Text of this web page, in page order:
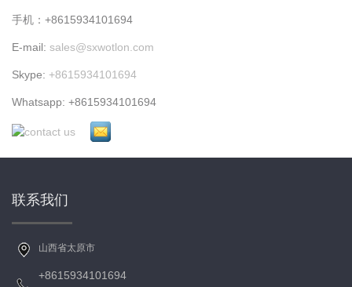
手机：+8615934101694
E-mail: sales@sxwotlon.com
Skype: +8615934101694
Whatsapp: +8615934101694
联系我们
山西省太原市
+8615934101694